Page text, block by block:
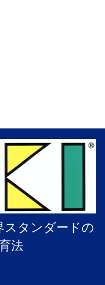
スタンダードの
法